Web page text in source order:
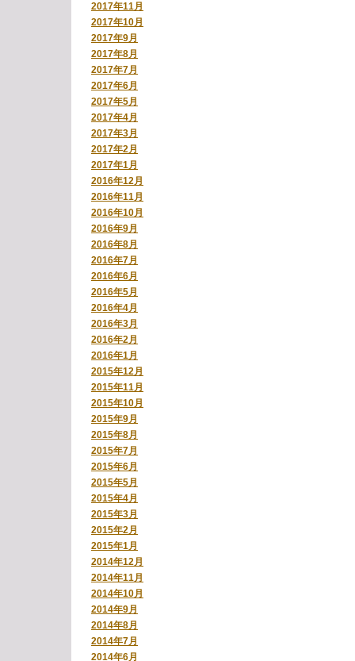
2017年11月
2017年10月
2017年9月
2017年8月
2017年7月
2017年6月
2017年5月
2017年4月
2017年3月
2017年2月
2017年1月
2016年12月
2016年11月
2016年10月
2016年9月
2016年8月
2016年7月
2016年6月
2016年5月
2016年4月
2016年3月
2016年2月
2016年1月
2015年12月
2015年11月
2015年10月
2015年9月
2015年8月
2015年7月
2015年6月
2015年5月
2015年4月
2015年3月
2015年2月
2015年1月
2014年12月
2014年11月
2014年10月
2014年9月
2014年8月
2014年7月
2014年6月